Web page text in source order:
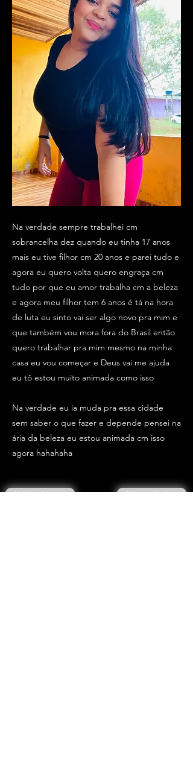
Na verdade sempre trabalhei cm
sobrancelha dez quando eu tinha 17 anos
mais eu tive filhor cm 20 anos e parei tudo e
agora eu quero volta quero engraça cm
tudo por que eu amor trabalha cm a beleza
e agora meu filhor tem 6 anos é tá na hora
de luta eu sinto vai ser algo novo pra mim e
que também vou mora fora do Brasil então
quero trabalhar pra mim mesmo na minha
casa eu vou começar e Deus vai me ajuda
eu tô estou muito animada como isso
Na verdade eu ia muda pra essa cidade
sem saber o que fazer e depende pensei na
ária da beleza eu estou animada cm isso
agora hahahaha
História Anterior Próxima História